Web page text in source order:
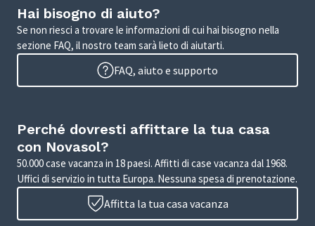
Hai bisogno di aiuto?
Se non riesci a trovare le informazioni di cui hai bisogno nella
sezione FAQ, il nostro team sarà lieto di aiutarti.
FAQ, aiuto e supporto
Perché dovresti affittare la tua casa
con Novasol?
50.000 case vacanza in 18 paesi. Affitti di case vacanza dal 1968.
Uffici di servizio in tutta Europa. Nessuna spesa di prenotazione.
Affitta la tua casa vacanza